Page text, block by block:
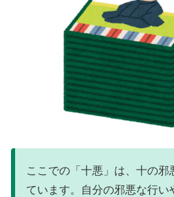
ここでの「十悪」は、十の邪
ています。自分の邪悪な行い